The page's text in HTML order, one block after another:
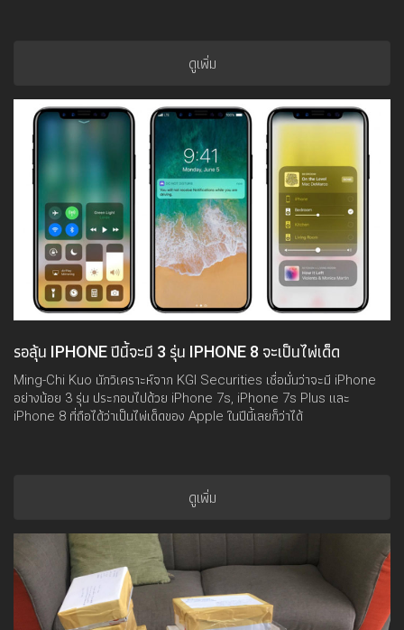
ดูเพิ่ม
รอลุ้น IPHONE ปีนี้จะมี 3 รุ่น IPHONE 8 จะเป็นไพ่เด็ด
Ming-Chi Kuo นักวิเคราะห์จาก KGI Securities เชื่อมั่นว่าจะมี iPhone
อย่างน้อย 3 รุ่น ประกอบไปด้วย iPhone 7s, iPhone 7s Plus และ
iPhone 8 ที่ถือได้ว่าเป็นไพ่เด็ดของ Apple ในปีนี้เลยก็ว่าได้
ดูเพิ่ม